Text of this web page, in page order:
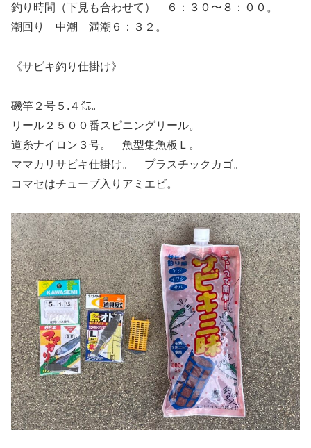
釣り時間（下見も合わせて） ６：３０〜８：００。
潮回り 中潮 満潮６：３２。
《サビキ釣り仕掛け》
磯竿２号５.４㍍。
リール２５００番スピニングリール。
道糸ナイロン３号。 魚型集魚板Ｌ。
ママカリサビキ仕掛け。 プラスチックカゴ。
コマセはチューブ入りアミエビ。